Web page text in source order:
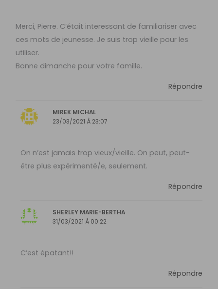
Merci, Pierre. C’était interessant de familiariser avec
ces mots de jeunesse. Je suis trop vieille pour les
utiliser.
Bonne dimanche pour votre famille.
Répondre
MIREK MICHAL
23/03/2021 À 23:07
On n’est jamais trop vieux/vieille. On peut, peut-
être plus expérimenté/e, seulement.
Répondre
SHERLEY MARIE-BERTHA
31/03/2021 À 00:22
C’est épatant!!
Répondre